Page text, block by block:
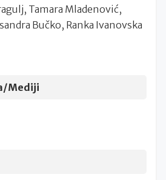
Tamara Mladenović,
Bučko, Ranka Ivanovska
Mediji